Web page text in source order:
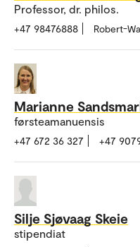
Professor, dr. philos.
+47 98476888 Robert-
Marianne
førsteamanuensis
+47 672 36 327 +47
Silje Sjøvaag Skeie
stipendiat